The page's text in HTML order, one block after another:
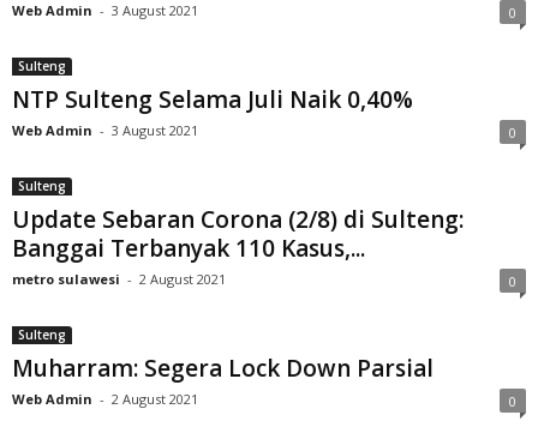
Web Admin - 3 August 2021 0
Sulteng
NTP Sulteng Selama Juli Naik 0,40%
Web Admin - 3 August 2021 0
Sulteng
Update Sebaran Corona (2/8) di Sulteng:
Banggai Terbanyak 110 Kasus,...
metro sulawesi - 2 August 2021 0
Sulteng
Muharram: Segera Lock Down Parsial
Web Admin - 2 August 2021 0